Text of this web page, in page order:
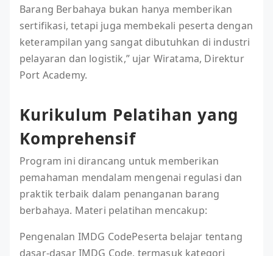
Barang Berbahaya bukan hanya memberikan
sertifikasi, tetapi juga membekali peserta dengan
keterampilan yang sangat dibutuhkan di industri
pelayaran dan logistik,” ujar Wiratama, Direktur
Port Academy.
Kurikulum Pelatihan yang
Komprehensif
Program ini dirancang untuk memberikan
pemahaman mendalam mengenai regulasi dan
praktik terbaik dalam penanganan barang
berbahaya. Materi pelatihan mencakup:
Pengenalan IMDG CodePeserta belajar tentang
dasar-dasar IMDG Code, termasuk kategori